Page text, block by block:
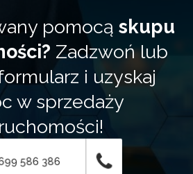
pomocą skupu
Zadzwoń lub
i uzyskaj
w sprzedaży
586 386